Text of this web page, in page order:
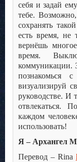
себя и задай
тебе.
сохранять
есть время,
вернёшь
время.
коммуникации.
познакомься
визуализируй
руководстве. И
отвлекаться.
каждом
использовать!
Я – Архангел
Перевод – Rina